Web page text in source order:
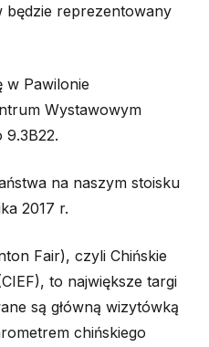
będzie reprezentowany
w Pawilonie
Wystawowym
9.3B22.
na naszym stoisku
2017 r.
Fair), czyli Chińskie
to największe targi
są główną wizytówką
chińskiego